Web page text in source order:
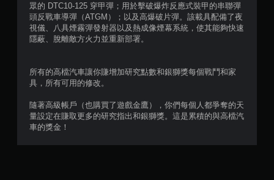
眾的 DTC10-125 穿甲彈；用於擊破爆炸反應式裝甲的串聯彈
頭反戰車導彈（ATGM）；以及高爆破片彈。該載具配備了夜
視儀、八具煙霧彈發射器以及熱成像煙幕系統，使其能夠快速
隱蔽、脫離敵方火力並重新部署。
所有的高檔汽車讓你賺增加研究點數和銀獅獎每個戰鬥和家
具，所有可用的修改。
隨著高級帳戶（也購買了遊戲金鷹），你們每個人都爭奪的天
量設定在賺取更多的研究指出和銀獅獎。這是累積的與高檔汽
車的獎金！